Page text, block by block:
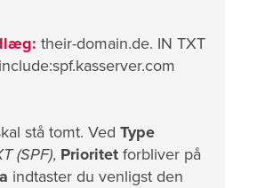
their-domain.de. IN TXT
stå tomt. Ved Type
(SPF), Prioritet forbliver på
indtaster du venligst den